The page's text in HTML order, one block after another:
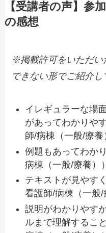
【受講者の声】参
の感想
※掲載許可をいただい
できない形でご紹介し
イレギュラーな場
があってわかりや
師/病棟（一般/療養
例題もあってわか
病棟（一般/療養））
テキストが見やす
看護師/病棟（一般/
説明がわかりやす
ルまで理解するこ